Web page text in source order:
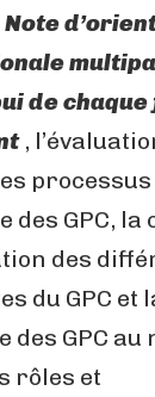
Note
de
,
des GPC,
des
du GPC et
GPC au
rôles et